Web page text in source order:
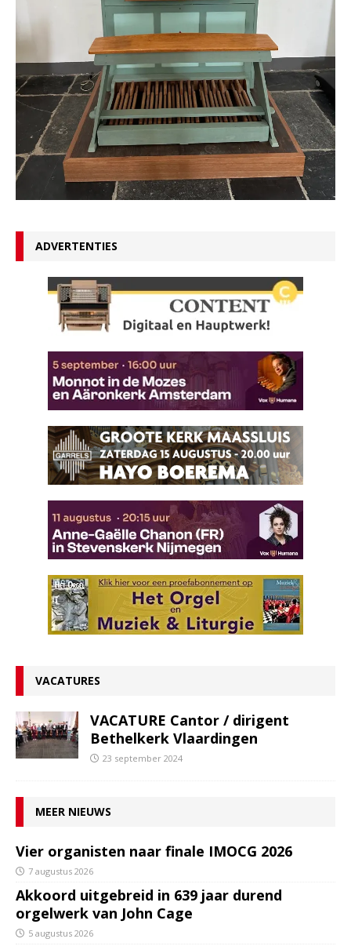
ADVERTENTIES
VACATURES
VACATURE Cantor / dirigent
Bethelkerk Vlaardingen
23 september 2024
MEER NIEUWS
Vier organisten naar finale IMOCG 2026
7 augustus 2026
Akkoord uitgebreid in 639 jaar durend
orgelwerk van John Cage
5 augustus 2026